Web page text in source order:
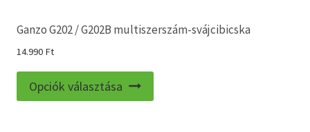
Ganzo G202 / G202B multiszerszám-svájcibicska
14.990 Ft
Opciók választása
a